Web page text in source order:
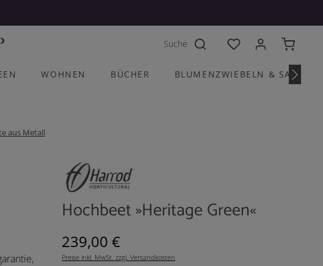
Du hast 0 Produkte
WOHNEN BÜCHER BLUMENZWIEBELN &
aus Metall
Hochbeet »Heritage Green«
Regulärer Preis:
239,00 €
Preise inkl. MwSt. zzgl. Versandkosten